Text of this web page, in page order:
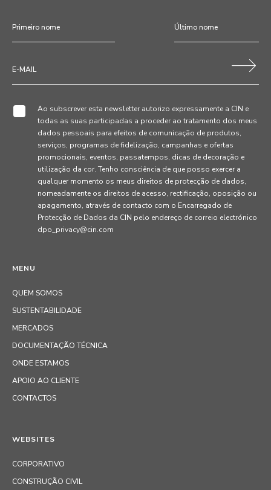
MENU
QUEM SOMOS
SUSTENTABILIDADE
MERCADOS
DOCUMENTAÇÃO TÉCNICA
ONDE ESTAMOS
APOIO AO CLIENTE
CONTACTOS
Ao subscrever esta newsletter autorizo expressamente a CIN e
todas as suas participadas a proceder ao tratamento dos meus
dados pessoais para efeitos de comunicação de produtos,
serviços, programas de fidelização, campanhas e ofertas
promocionais, eventos, passatempos, dicas de decoração e
utilização da cor. Tenho consciência de que posso exercer a
qualquer momento os meus direitos de protecção de dados,
nomeadamente os direitos de acesso, rectificação, oposição ou
apagamento, através de contacto com o Encarregado de
Protecção de Dados da CIN pelo endereço de correio electrónico
dpo_privacy@cin.com
WEBSITES
CORPORATIVO
CONSTRUÇÃO CIVIL